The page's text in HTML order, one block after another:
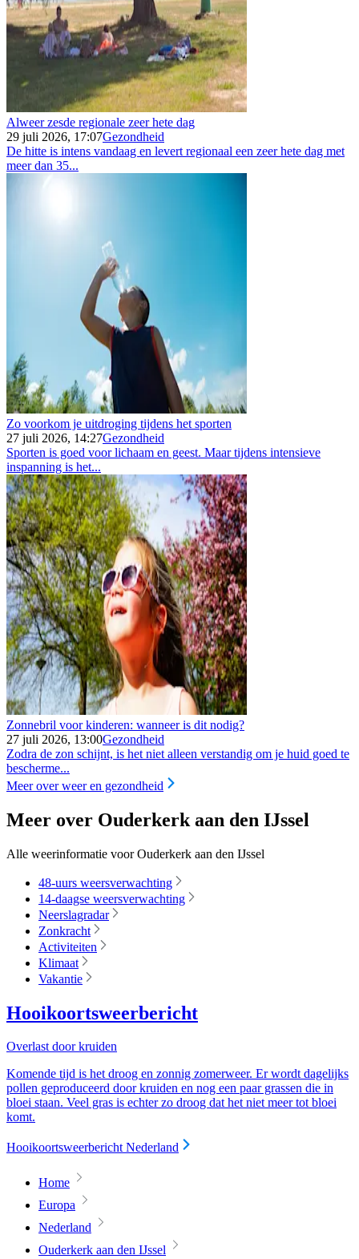
Alweer zesde regionale zeer hete dag
29 juli 2026, 17:07Gezondheid
De hitte is intens vandaag en levert regionaal een zeer hete dag met
meer dan 35...
Zo voorkom je uitdroging tijdens het sporten
27 juli 2026, 14:27Gezondheid
Sporten is goed voor lichaam en geest. Maar tijdens intensieve
inspanning is het...
Zonnebril voor kinderen: wanneer is dit nodig?
27 juli 2026, 13:00Gezondheid
Zodra de zon schijnt, is het niet alleen verstandig om je huid goed te
bescherme...
Meer over weer en gezondheid
Meer over Ouderkerk aan den IJssel
Alle weerinformatie voor Ouderkerk aan den IJssel
48-uurs weersverwachting
14-daagse weersverwachting
Neerslagradar
Zonkracht
Activiteiten
Klimaat
Vakantie
Hooikoortsweerbericht
Overlast door kruiden
Komende tijd is het droog en zonnig zomerweer. Er wordt dagelijks
pollen geproduceerd door kruiden en nog een paar grassen die in
bloei staan. Veel gras is echter zo droog dat het niet meer tot bloei
komt.
Hooikoortsweerbericht Nederland
Home
Europa
Nederland
Ouderkerk aan den IJssel